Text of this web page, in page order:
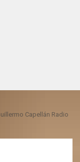
Capellán Radio